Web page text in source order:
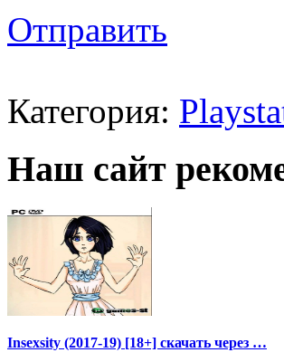
Отправить
Категория:
Наш сайт
Insexsity (2017-19) [18+] скачать через …